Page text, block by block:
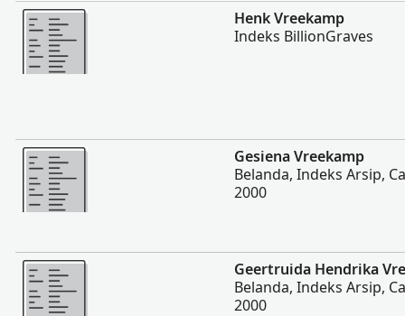
Lebih banyak
Henk Vreekamp
Indeks BillionGraves
Lebih banyak
Gesiena Vreekamp
Belanda, Indeks Arsip,
2000
Lebih banyak
Geertruida Hendrika
Belanda, Indeks Arsip,
2000